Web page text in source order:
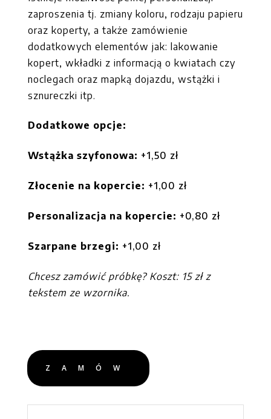
zaproszenia tj. zmiany koloru, rodzaju papieru
oraz koperty, a także zamówienie
dodatkowych elementów jak: lakowanie
kopert, wkładki z informacją o kwiatach czy
noclegach oraz mapką dojazdu, wstążki i
sznureczki itp.
Dodatkowe opcje:
Wstążka szyfonowa: +1,50 zł
Złocenie na kopercie: +1,00 zł
Personalizacja na kopercie: +0,80 zł
Szarpane brzegi: +1,00 zł
Chcesz zamówić próbkę? Koszt: 15 zł z
tekstem ze wzornika.
ZAMÓW